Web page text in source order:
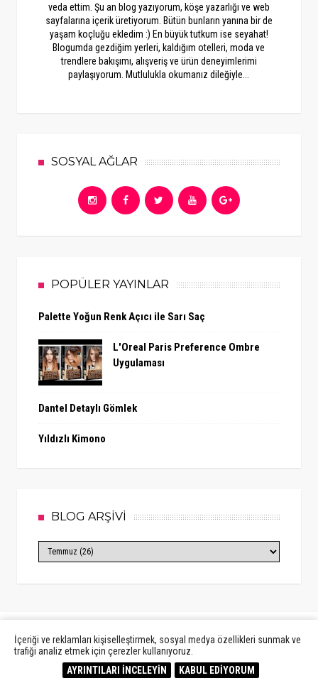
veda ettim. Şu an blog yazıyorum, köşe yazarlığı ve web
sayfalarına içerik üretiyorum. Bütün bunların yanına bir de
yaşam koçluğu ekledim :) En büyük tutkum ise seyahat!
Blogumda gezdiğim yerleri, kaldığım otelleri, moda ve
trendlere bakışımı, alışveriş ve ürün deneyimlerimi
paylaşıyorum. Mutlulukla okumanız dileğiyle...
SOSYAL AĞLAR
POPÜLER YAYINLAR
Palette Yoğun Renk Açıcı ile Sarı Saç
L'Oreal Paris Preference Ombre
Uygulaması
Dantel Detaylı Gömlek
Yıldızlı Kimono
BLOG ARŞİVİ
Created BySora Templates&MyBloggerThemes
İçeriği ve reklamları kişiselleştirmek, sosyal medya özellikleri sunmak ve
trafiği analiz etmek için çerezler kullanıyoruz.
AYRINTILARI İNCELEYİN
KABUL EDİYORUM